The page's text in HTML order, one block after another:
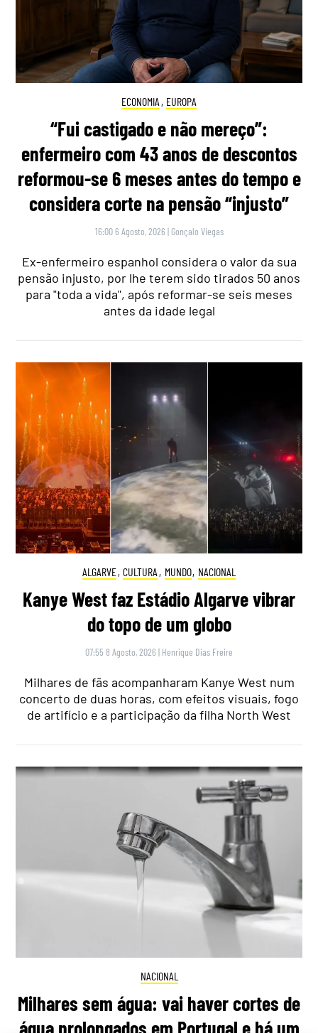
ECONOMIA , EUROPA
“Fui castigado e não mereço”:
enfermeiro com 43 anos de descontos
reformou-se 6 meses antes do tempo e
considera corte na pensão “injusto”
16:00 6 Agosto, 2026 | Gonçalo Viegas
Ex-enfermeiro espanhol considera o valor da sua
pensão injusto, por lhe terem sido tirados 50 anos
para "toda a vida", após reformar-se seis meses
antes da idade legal
ALGARVE, CULTURA , MUNDO, NACIONAL
Kanye West faz Estádio Algarve vibrar
do topo de um globo
07:55 8 Agosto, 2026 | Henrique Dias Freire
Milhares de fãs acompanharam Kanye West num
concerto de duas horas, com efeitos visuais, fogo
de artifício e a participação da filha North West
NACIONAL
Milhares sem água: vai haver cortes de